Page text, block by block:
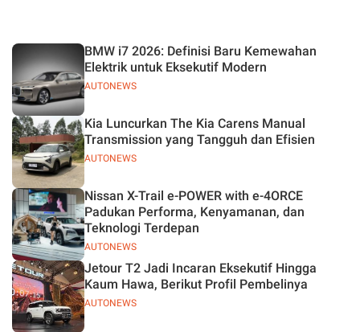
Silverstone!
AUTONEWS
BMW i7 2026: Definisi Baru Kemewahan
Elektrik untuk Eksekutif Modern
AUTONEWS
Kia Luncurkan The Kia Carens Manual
Transmission yang Tangguh dan Efisien
AUTONEWS
Nissan X-Trail e-POWER with e-4ORCE
Padukan Performa, Kenyamanan, dan
Teknologi Terdepan
AUTONEWS
Jetour T2 Jadi Incaran Eksekutif Hingga
Kaum Hawa, Berikut Profil Pembelinya